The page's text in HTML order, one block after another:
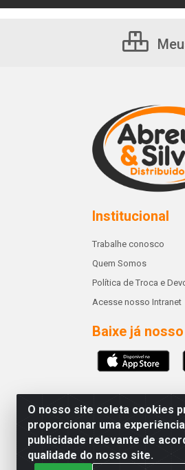
O nosso site coleta cookies
proporcionar uma
publicidade relevante de
qualidade do nosso site.
Institucional
Trabalhe conosco
Quem Somos
Política de Troca e
Acesse nosso Intranet
Baixe já